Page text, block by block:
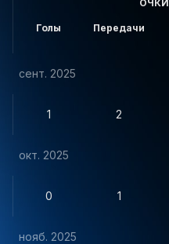
ОЧКИ
Голы Передачи
сент. 2025
1 2
окт. 2025
0 1
нояб. 2025